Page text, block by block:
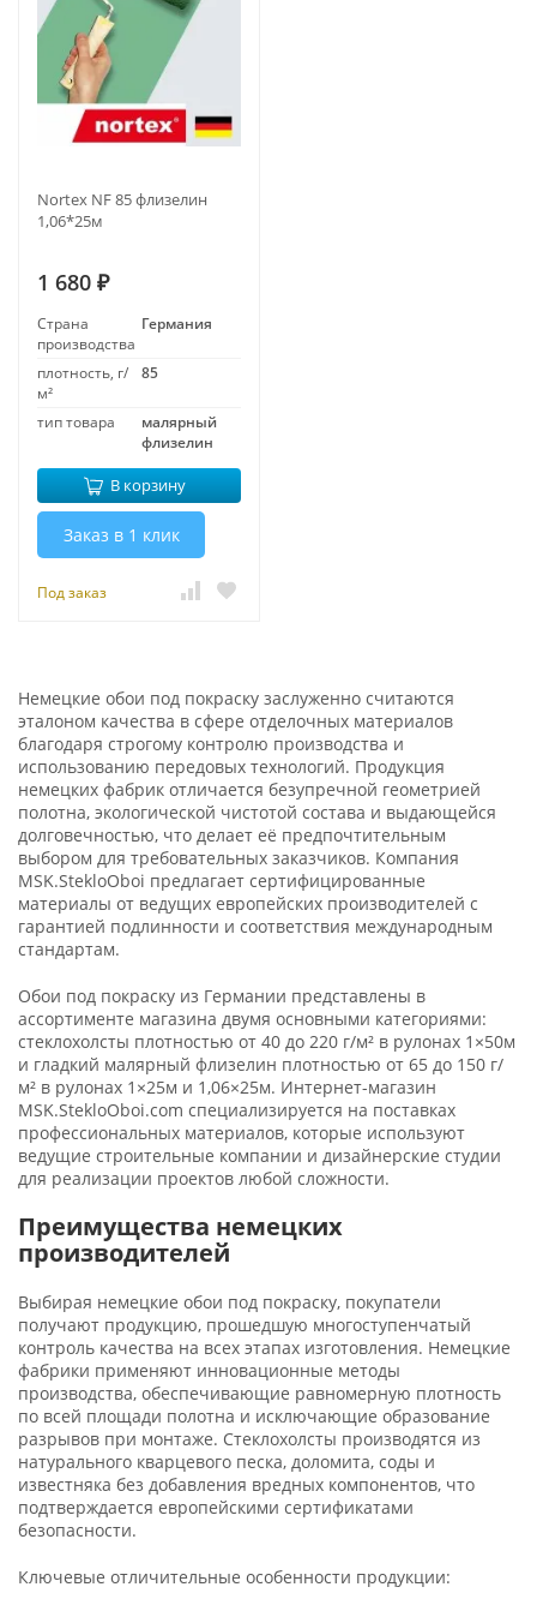
Nortex NF 85 флизелин
1,06*25м
1 680 ₽
Страна
производства
Германия
плотность, г/
м²
85
тип товара
малярный
флизелин
В корзину
Заказ в 1 клик
Под заказ
Немецкие обои под покраску заслуженно считаются
эталоном качества в сфере отделочных материалов
благодаря строгому контролю производства и
использованию передовых технологий. Продукция
немецких фабрик отличается безупречной геометрией
полотна, экологической чистотой состава и выдающейся
долговечностью, что делает её предпочтительным
выбором для требовательных заказчиков. Компания
MSK.StekloOboi предлагает сертифицированные
материалы от ведущих европейских производителей с
гарантией подлинности и соответствия международным
стандартам.
Обои под покраску из Германии представлены в
ассортименте магазина двумя основными категориями:
стеклохолсты плотностью от 40 до 220 г/м² в рулонах 1×50м
и гладкий малярный флизелин плотностью от 65 до 150 г/
м² в рулонах 1×25м и 1,06×25м. Интернет-магазин
MSK.StekloOboi.com специализируется на поставках
профессиональных материалов, которые используют
ведущие строительные компании и дизайнерские студии
для реализации проектов любой сложности.
Преимущества немецких
производителей
Выбирая немецкие обои под покраску, покупатели
получают продукцию, прошедшую многоступенчатый
контроль качества на всех этапах изготовления. Немецкие
фабрики применяют инновационные методы
производства, обеспечивающие равномерную плотность
по всей площади полотна и исключающие образование
разрывов при монтаже. Стеклохолсты производятся из
натурального кварцевого песка, доломита, соды и
известняка без добавления вредных компонентов, что
подтверждается европейскими сертификатами
безопасности.
Ключевые отличительные особенности продукции: